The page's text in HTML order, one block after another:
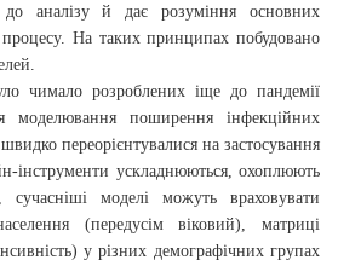
до аналізу й дає розуміння основних
процесу. На таких принципах побудовано
розроблених іще до пандемії
моделювання поширення інфекційних
переорієнтувалися на застосування
інструменти ускладнюються, охоплюють
моделі можуть враховувати
(передусім віковий), матриці
у різних демографічних групах